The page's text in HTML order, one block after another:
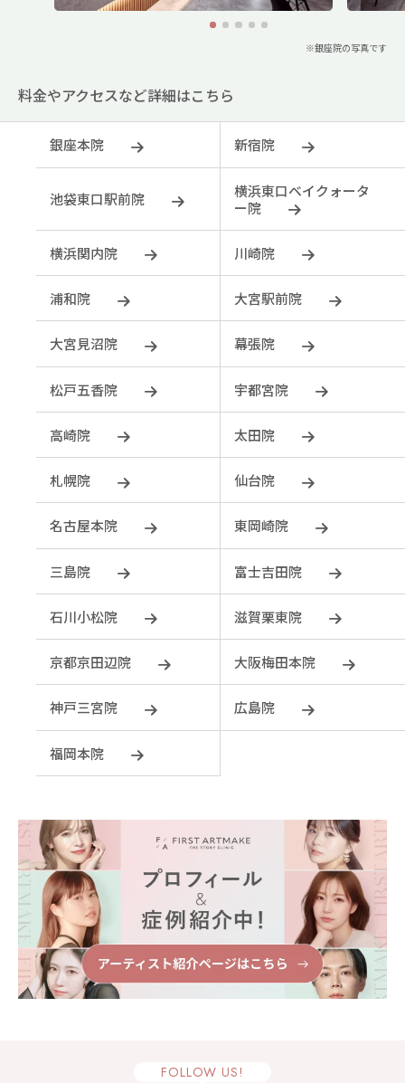
1 2 3 4 5
※銀座院の写真です
料金やアクセスなど詳細はこちら
銀座本院 新宿院
池袋東口駅前院
横浜東口ベイクォータ
ー院
横浜関内院 川崎院
浦和院 大宮駅前院
大宮見沼院 幕張院
松戸五香院 宇都宮院
⾼崎院 太田院
札幌院 仙台院
名古屋本院 東岡崎院
三島院 富士吉田院
石川小松院 滋賀栗東院
京都京田辺院 大阪梅田本院
神戸三宮院 広島院
福岡本院
FOLLOW US!